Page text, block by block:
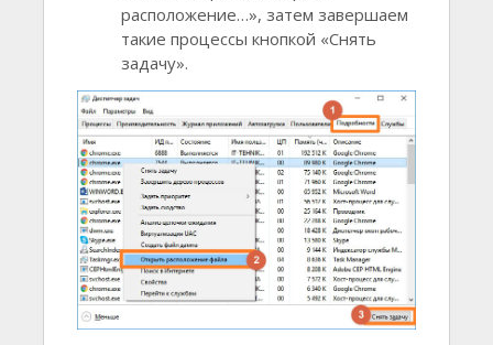
расположение…», затем завершаем
такие процессы кнопкой «Снять
задачу».